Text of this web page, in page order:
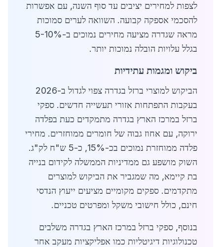
לצפות למחירים יציבים עד סוף השנה, עם אפשרות
להסכמי אספקה קבועה. השוואה לערים סמוכות
מראה שגדרה מציעה מחירים נמוכים ב-5-10%
בגלל עלויות הובלה נמוכות יותר.
ביקוש ומגמות עתידיות
הביקוש למוצרי ברזל בגדרה צפוי לגדול ב-2026
בעקבות התפתחות אזורי תעשייה חדשים. ספקי
ברזל במרכז הארץ בגדרה מתמקדים כעת בפלדה
ירוקה, עם אחוז גבוה של חומרים ממוחזרים. מחירי
פלדה ממוחזרת נמוכים בכ-15%, כ-5 ש"ח לק"ג.
השוק מושפע גם ממדיניות הממשלה לקידום בנייה
בת קיימא, מה שמגביר את הביקוש למוצרים
מתקדמים. ספקים מקומיים מציעים ייעוץ הנדסי
חינם, כולל חישובי משקל ומפרטים טכניים.
בנוסף, ספקי ברזל במרכז הארץ בגדרה משלבים
טכנולוגיות דיגיטליות כמו אפליקציות מעקב אחר